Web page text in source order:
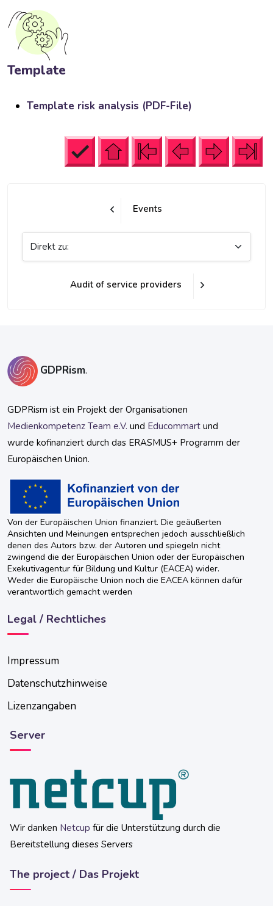
Template
Template risk analysis (PDF-File)
Events
Direkt zu:
Audit of service providers
GDPRism.
GDPRism ist ein Projekt der Organisationen
Medienkompetenz Team e.V. und Educommart und
wurde kofinanziert durch das ERASMUS+ Programm der
Europäischen Union.
Von der Europäischen Union finanziert. Die geäußerten
Ansichten und Meinungen entsprechen jedoch ausschließlich
denen des Autors bzw. der Autoren und spiegeln nicht
zwingend die der Europäischen Union oder der Europäischen
Exekutivagentur für Bildung und Kultur (EACEA) wider.
Weder die Europäische Union noch die EACEA können dafür
verantwortlich gemacht werden
Legal / Rechtliches
Impressum
Datenschutzhinweise
Lizenzangaben
Server
Wir danken Netcup für die Unterstützung durch die
Bereitstellung dieses Servers
The project / Das Projekt